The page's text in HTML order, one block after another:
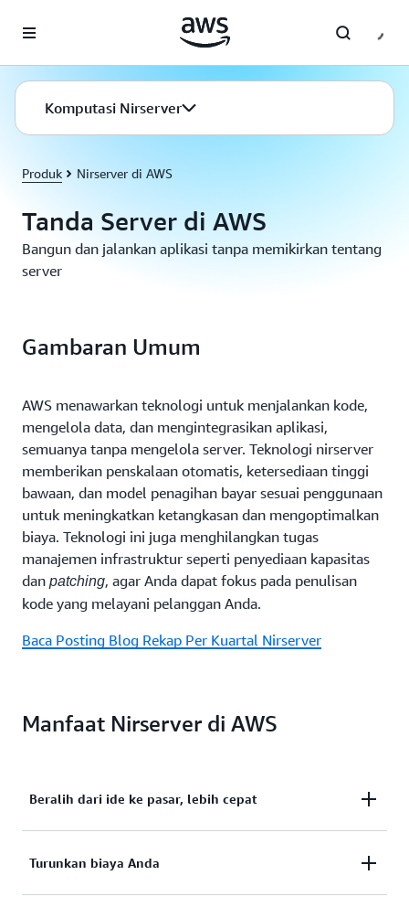
Komputasi Nirserver
Produk Nirserver di AWS
Tanda Server di AWS
Bangun dan jalankan aplikasi tanpa memikirkan tentang
server
Gambaran Umum
AWS menawarkan teknologi untuk menjalankan kode,
mengelola data, dan mengintegrasikan aplikasi,
semuanya tanpa mengelola server. Teknologi nirserver
memberikan penskalaan otomatis, ketersediaan tinggi
bawaan, dan model penagihan bayar sesuai penggunaan
untuk meningkatkan ketangkasan dan mengoptimalkan
biaya. Teknologi ini juga menghilangkan tugas
manajemen infrastruktur seperti penyediaan kapasitas
dan patching, agar Anda dapat fokus pada penulisan
kode yang melayani pelanggan Anda.
Baca Posting Blog Rekap Per Kuartal Nirserver
Manfaat Nirserver di AWS
Beralih dari ide ke pasar, lebih cepat
dapat merilis dengan cepat, mendapatkan umpan
balik, dan mengiterasi untuk memasarkan lebih
Turunkan biaya Anda